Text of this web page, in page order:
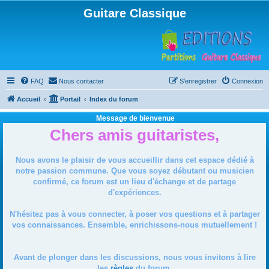
Guitare Classique
FAQ Nous contacter Connexion
S’enregistrer
Accueil Portail Index du forum
Message de bienvenue
Chers amis guitaristes,
Nous avons le plaisir de vous accueillir dans cet espace dédié à
notre passion commune. Que vous soyez débutant ou musicien
confirmé, ce forum est un lieu d'échange et de partage
d'expériences.
N'hésitez pas à vous connecter, à poser vos questions et à partager
vos connaissances. Ensemble, enrichissons-nous mutuellement !
Avant de plonger dans les discussions, nous vous invitons à lire